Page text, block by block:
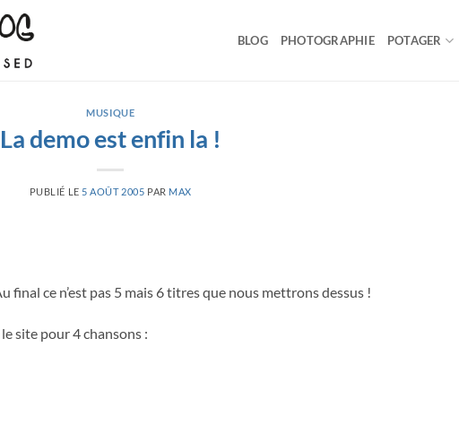
BLOG PHOTOGRAPHIE POTAGER
MUSIQUE
La demo est enfin la !
PUBLIÉ LE 5 AOÛT 2005 PAR MAX
final ce n’est pas 5 mais 6 titres que nous mettrons dessus !
site pour 4 chansons :